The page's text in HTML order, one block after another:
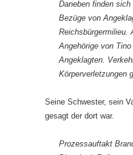
Daneben finden
Bezüge von
Reichsbürgermilieu.
Angehörige von
Angeklagten.
Körperverletzungen
Seine Schwester, sein
gesagt der dort war.
Prozessauftakt